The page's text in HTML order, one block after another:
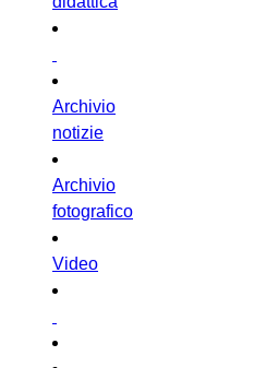
Archivio
notizie
Archivio
fotografico
Video